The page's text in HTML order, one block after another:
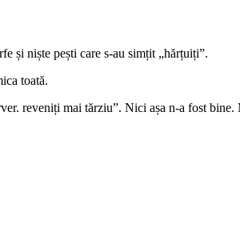
și niște pești care s-au simțit „hărțuiți”.
toată.
reveniți mai tărziu”. Nici așa n-a fost